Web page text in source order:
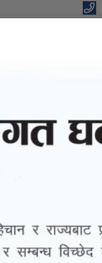
Strong Campaign"